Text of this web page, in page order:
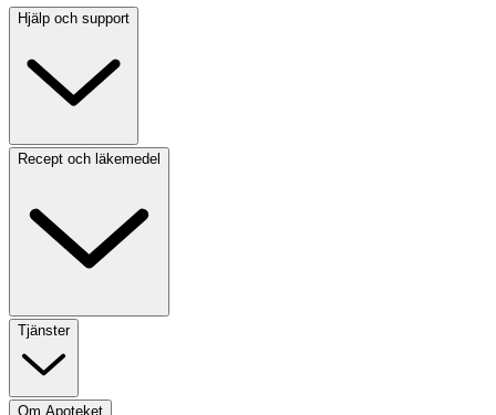
Hjälp och support
Recept och läkemedel
Tjänster
Om Apoteket